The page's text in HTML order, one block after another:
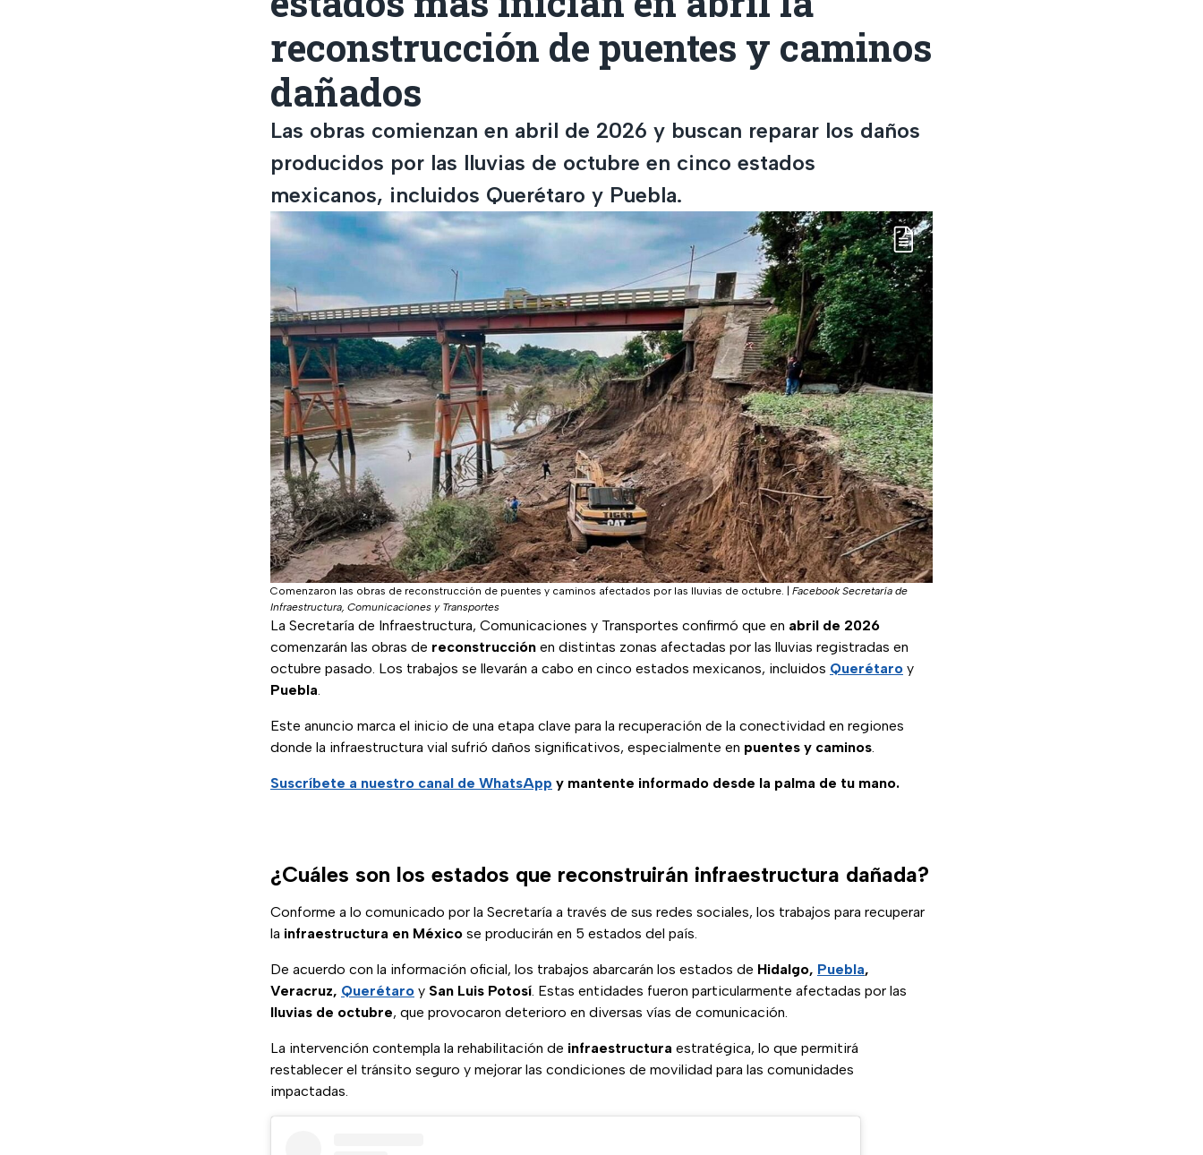
reconstrucción de puentes y caminos
dañados
Las obras comienzan en abril de 2026 y buscan reparar los daños
producidos por las lluvias de octubre en cinco estados
mexicanos, incluidos Querétaro y Puebla.
Comenzaron las obras de reconstrucción de puentes y caminos afectados por las lluvias de octubre.
Facebook Secretaría de
Infraestructura, Comunicaciones y Transportes
La Secretaría de Infraestructura, Comunicaciones y Transportes confirmó que en abril de 2026
comenzarán las obras de reconstrucción en distintas zonas afectadas por las lluvias registradas en
octubre pasado. Los trabajos se llevarán a cabo en cinco estados mexicanos, incluidos Querétaro y
Puebla.
Este anuncio marca el inicio de una etapa clave para la recuperación de la conectividad en regiones
donde la infraestructura vial sufrió daños significativos, especialmente en puentes y caminos.
Suscríbete a nuestro canal de WhatsApp y mantente informado desde la palma de tu mano.
¿Cuáles son los estados que reconstruirán infraestructura dañada?
Conforme a lo comunicado por la Secretaría a través de sus redes sociales, los trabajos para recuperar
la infraestructura en México se producirán en 5 estados del país.
De acuerdo con la información oficial, los trabajos abarcarán los estados de Hidalgo, Puebla,
Veracruz, Querétaro y San Luis Potosí. Estas entidades fueron particularmente afectadas por las
lluvias de octubre, que provocaron deterioro en diversas vías de comunicación.
La intervención contempla la rehabilitación de infraestructura estratégica, lo que permitirá
restablecer el tránsito seguro y mejorar las condiciones de movilidad para las comunidades
impactadas.